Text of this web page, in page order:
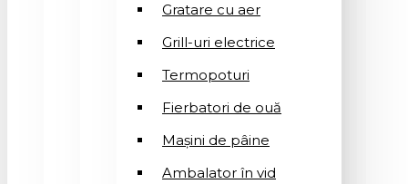
Gratare cu aer
Grill-uri electrice
Termopoturi
Fierbatori de ouă
Mașini de pâine
Ambalator în vid